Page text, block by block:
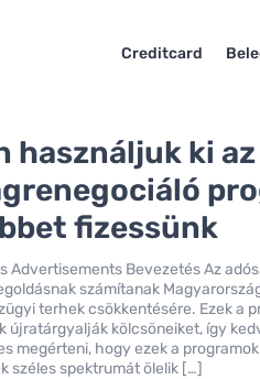
Creditcard
használjuk ki az
fizessünk
Advertisements Bevezetés Az
számítanak
terhek csökkentésére. Ezek a
újratárgyalják kölcsöneiket, így
megérteni, hogy ezek a
széles spektrumát ölelik […]